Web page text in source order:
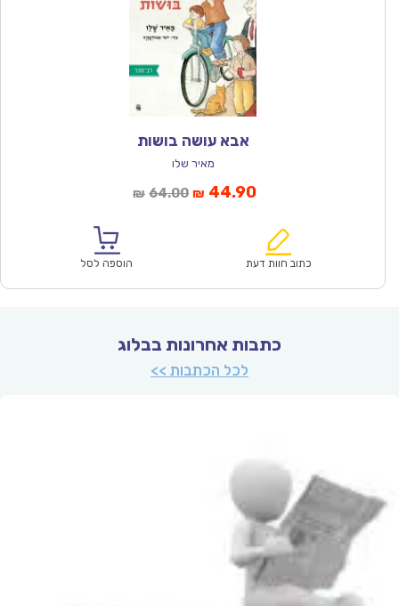
אבא עושה בושות
מאיר שלו
₪ 64.00המחיר
₪64.00.
₪ 44.90המחיר
הוא:
כתוב חוות דעת הוספה לסל
כתבות אחרונות בבלוג
לכל הכתבות >>